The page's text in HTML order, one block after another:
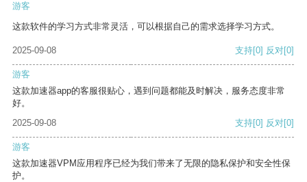
游客
这款软件的学习方式非常灵活，可以根据自己的需求选择学习方式。
2025-09-08 支持[0] 反对[0]
游客
这款加速器app的客服很贴心，遇到问题都能及时解决，服务态度非常
好。
2025-09-08
支持[0] 反对[0]
游客
这款加速器VPM应用程序已经为我们带来了无限的隐私保护和安全性保
护。